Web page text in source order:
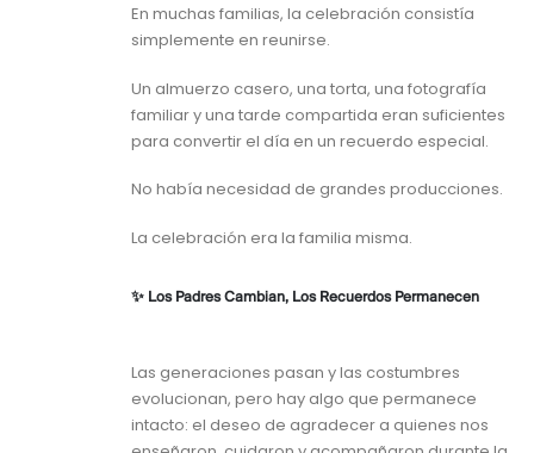
En muchas familias, la celebración consistía
simplemente en reunirse.
Un almuerzo casero, una torta, una fotografía
familiar y una tarde compartida eran suficientes
para convertir el día en un recuerdo especial.
No había necesidad de grandes producciones.
La celebración era la familia misma.
✨ Los Padres Cambian, Los Recuerdos Permanecen
Las generaciones pasan y las costumbres
evolucionan, pero hay algo que permanece
intacto: el deseo de agradecer a quienes nos